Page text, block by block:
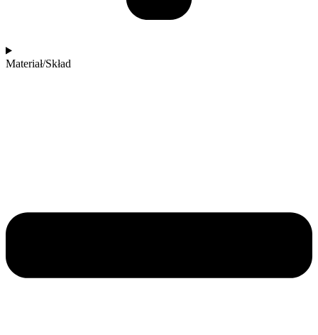
Materiał/Skład